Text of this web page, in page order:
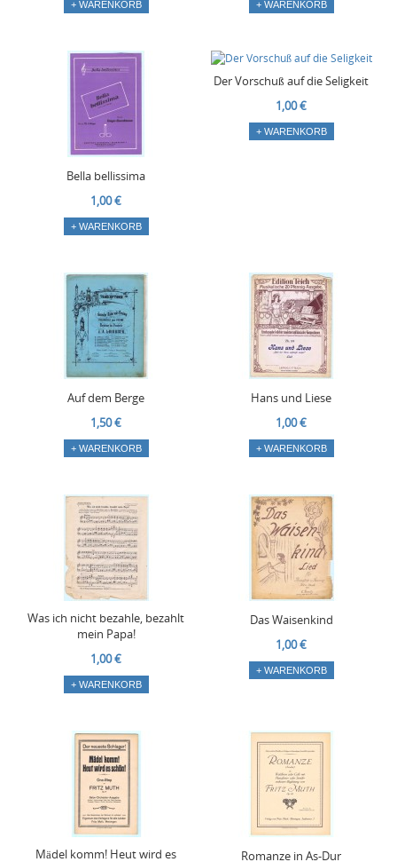
+ WARENKORB + WARENKORB
Bella bellissima
1,00 €
+ WARENKORB
Der Vorschuß auf die Seligkeit
1,00 €
+ WARENKORB
Auf dem Berge
1,50 €
+ WARENKORB
Hans und Liese
1,00 €
+ WARENKORB
Was ich nicht bezahle, bezahlt
mein Papa!
1,00 €
+ WARENKORB
Das Waisenkind
1,00 €
+ WARENKORB
Mädel komm! Heut wird es Romanze in As-Dur